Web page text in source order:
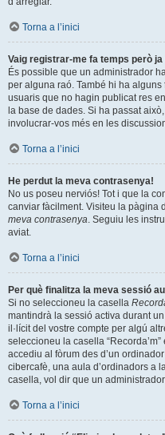
Torna a l’inici
Vaig registrar-me fa temps però
És possible que un administrador
per alguna raó. També hi ha
usuaris que no hagin publicat res
la base de dades. Si ha passat
involucrar-vos més en les
Torna a l’inici
He perdut la meva contrasenya!
No us poseu nerviós! Tot i que la
canviar fàcilment. Visiteu la pàgina
meva contrasenya. Seguiu les
aviat.
Torna a l’inici
Per què finalitza la meva sessió
Si no seleccioneu la casella
mantindrà la sessió activa durant
il·lícit del vostre compte per algú
seleccioneu la casella
accediu al fòrum des d’un
cibercafè, una aula d’ordinadors a
casella, vol dir que un
Torna a l’inici